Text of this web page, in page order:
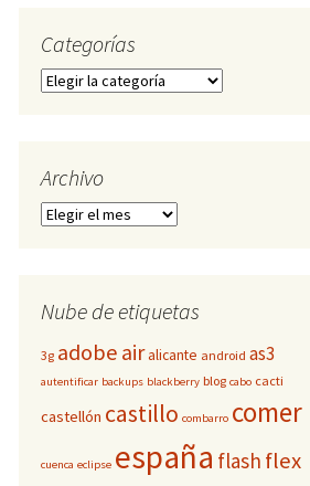
Categorías
Categorías
Archivo
Archivo
Nube de etiquetas
3g adobe airalicante android as3
autentificar backups blackberry blog cabo cacti
castellón castillo combarro comer
cuenca eclipse españa flash flex